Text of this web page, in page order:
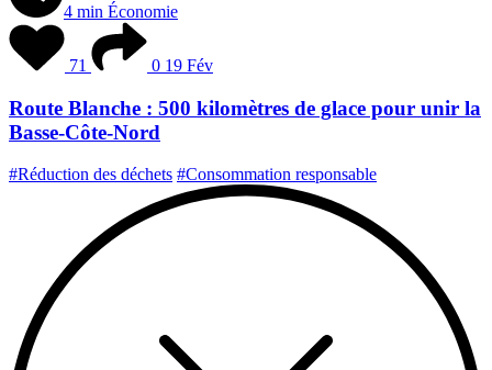
4 min Économie
71 0 19 Fév
Route Blanche : 500 kilomètres de glace pour unir la
Basse-Côte-Nord
#Réduction des déchets #Consommation responsable